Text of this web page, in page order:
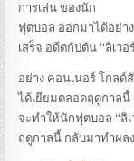
การเล่น ของนัก
ฟุตบอล ออกมาได้อย่า
เสร็จ อดีตกัปตัน “ลิเว
อย่าง คอนเนอร์ โกลด์
ได้เยียมตลอดฤดูกาล
จะทำให้นักฟุตบอล “ลิ
ฤดูกาลนี้ กลับมาทำผล